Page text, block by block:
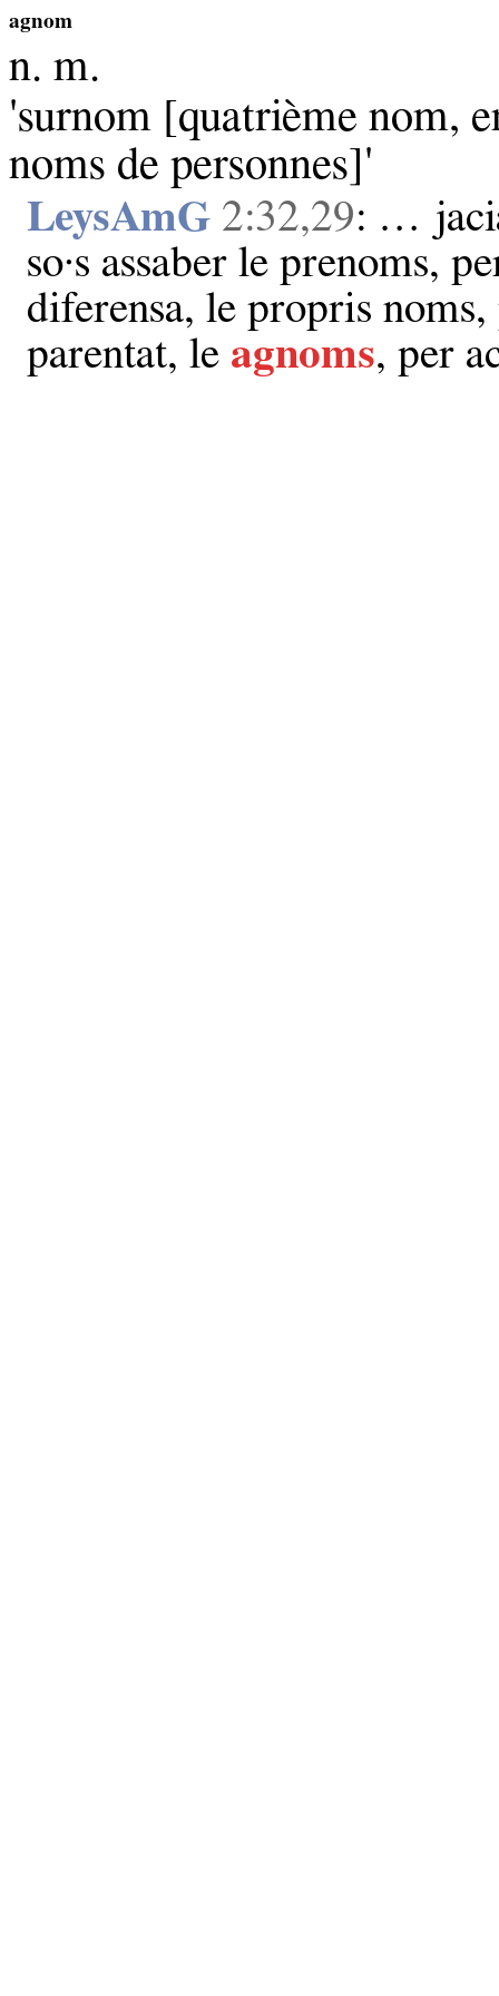
agnom
n. m.
'surnom [quatrième nom,
noms de personnes]'
LeysAmG 2:32,29: …
so·s assaber le prenoms,
diferensa, le propris noms,
parentat, le agnoms, per